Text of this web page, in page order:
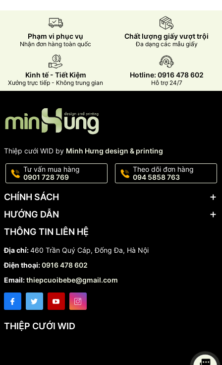
Phạm vi phục vụ
Nhận đơn hàng toàn quốc
Chất lượng giấy vượt trội
Đa dạng các mẫu giấy
Kinh tế - Tiết Kiệm
Xưởng trực tiếp - Không trung gian
Hotline: 0916 478 602
Hỗ trợ 24/7
Thiệp cưới WID by Minh Hưng design & printing
Tư vấn mua hàng
0901 728 769
Theo dõi đơn hàng
094 5858 763
CHÍNH SÁCH
HƯỚNG DẪN
THÔNG TIN LIÊN HỆ
Địa chỉ:460 Trần Quý Cáp, Đống Đa, Hà Nội
Điện thoại:0916 478 602
Email:thiepcuoibebe@gmail.com
THIỆP CƯỚI WID